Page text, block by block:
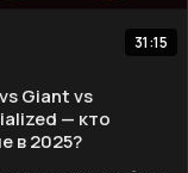
31:15
Giant vs
— кто
в 2025?